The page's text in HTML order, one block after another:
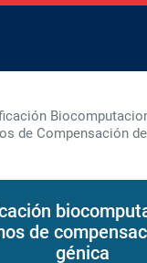
de Compensación
de
génica